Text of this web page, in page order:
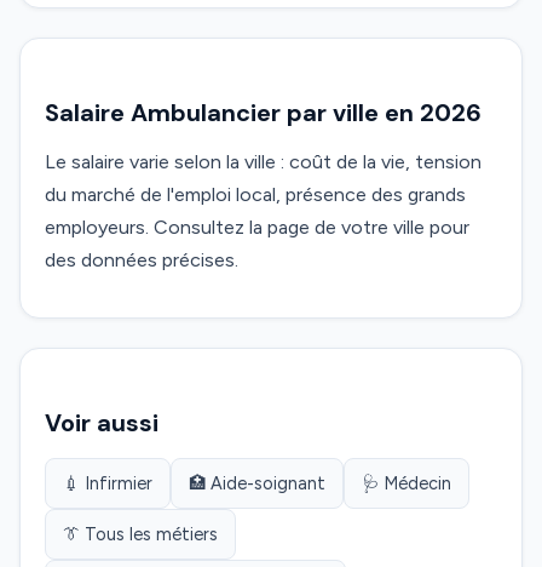
Salaire Ambulancier par ville en 2026
Le salaire varie selon la ville : coût de la vie, tension
du marché de l'emploi local, présence des grands
employeurs. Consultez la page de votre ville pour
des données précises.
Voir aussi
💉 Infirmier 🏥 Aide-soignant 🩺 Médecin
👔 Tous les métiers